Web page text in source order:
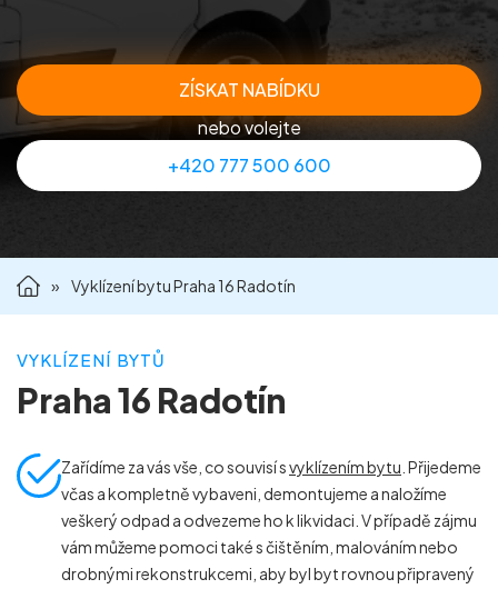
Příprava nemovitostí na prodej
Reference
ZÍSKAT NABÍDKU
nebo volejte
+420 777 500 600
» Vyklízení bytu Praha 16 Radotín
VYKLÍZENÍ BYTŮ
Praha 16 Radotín
Zařídíme za vás vše, co souvisí svyklízením bytu . Přijedeme
včas a kompletně vybaveni, demontujeme a naložíme
veškerý odpad a odvezeme ho k likvidaci. V případě zájmu
vám můžeme pomoci také s čištěním, malováním nebo
drobnými rekonstrukcemi, aby byl byt rovnou připravený